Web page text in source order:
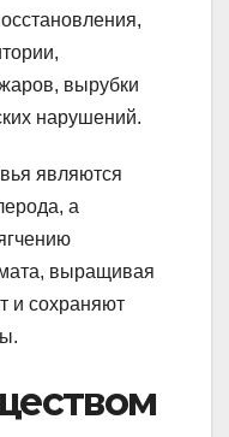
вырубки
нарушений.
являются
а
выращивая
и сохраняют